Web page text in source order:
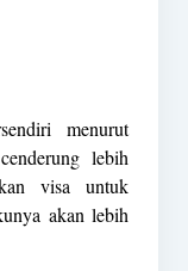
menurut
lebih
visa untuk
akan lebih